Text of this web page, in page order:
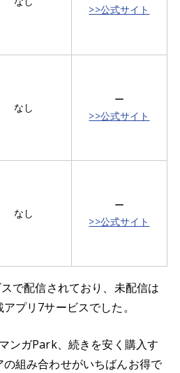
>>公式サイト
なし
ー
>>公式サイト
なし
ー
>>公式サイト
で配信されており、未配信は
プリ7サービスでした。
ンガPark、続きを安く購入す
組み合わせがいちばんお得で